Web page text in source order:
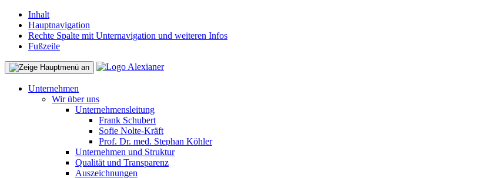
Inhalt
Hauptnavigation
Rechte Spalte mit Unternavigation und weiteren Infos
Fußzeile
Unternehmen
Wir über uns
Unternehmensleitung
Frank Schubert
Sofie Nolte-Kräft
Prof. Dr. med. Stephan Köhler
Unternehmen und Struktur
Qualität und Transparenz
Auszeichnungen